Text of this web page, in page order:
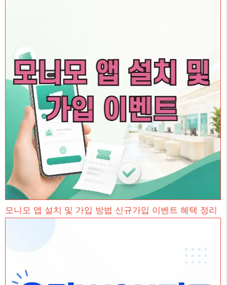
모니모 앱 설치 및 가입 방법 신규가입 이벤트 혜택 정리